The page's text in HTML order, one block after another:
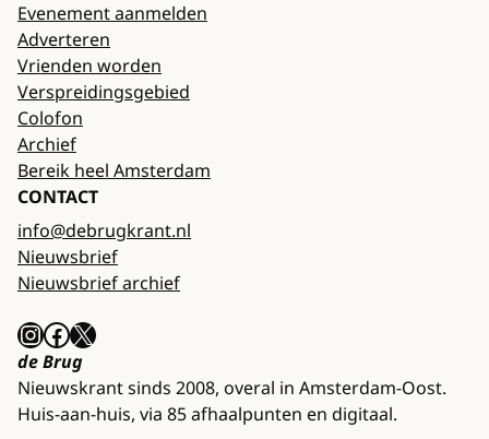
Evenement aanmelden
Adverteren
Vrienden worden
Verspreidingsgebied
Colofon
Archief
Bereik heel Amsterdam
CONTACT
info@debrugkrant.nl
Nieuwsbrief
Nieuwsbrief archief
InstagramFacebook X
de Brug
Nieuwskrant sinds 2008, overal in Amsterdam-Oost.
Huis-aan-huis, via 85 afhaalpunten en digitaal.